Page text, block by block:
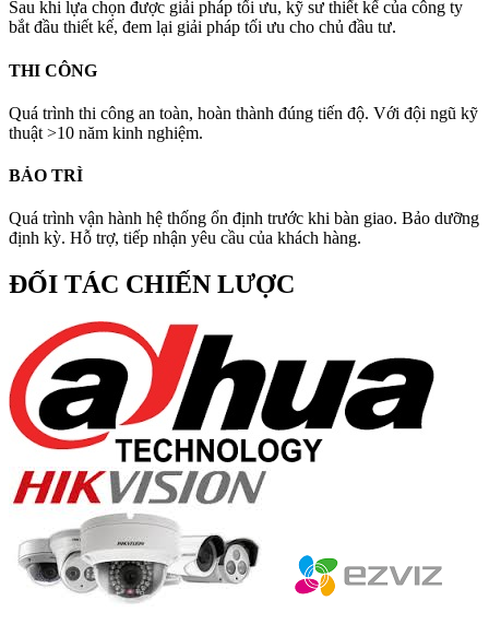
Sau khi lựa chọn được giải pháp tối ưu, kỹ sư thiết kế của công ty
bắt đầu thiết kế, đem lại giải pháp tối ưu cho chủ đầu tư.
THI CÔNG
Quá trình thi công an toàn, hoàn thành đúng tiến độ. Với đội ngũ kỹ
thuật >10 năm kinh nghiệm.
BẢO TRÌ
Quá trình vận hành hệ thống ổn định trước khi bàn giao. Bảo dưỡng
định kỳ. Hỗ trợ, tiếp nhận yêu cầu của khách hàng.
ĐỐI TÁC CHIẾN LƯỢC